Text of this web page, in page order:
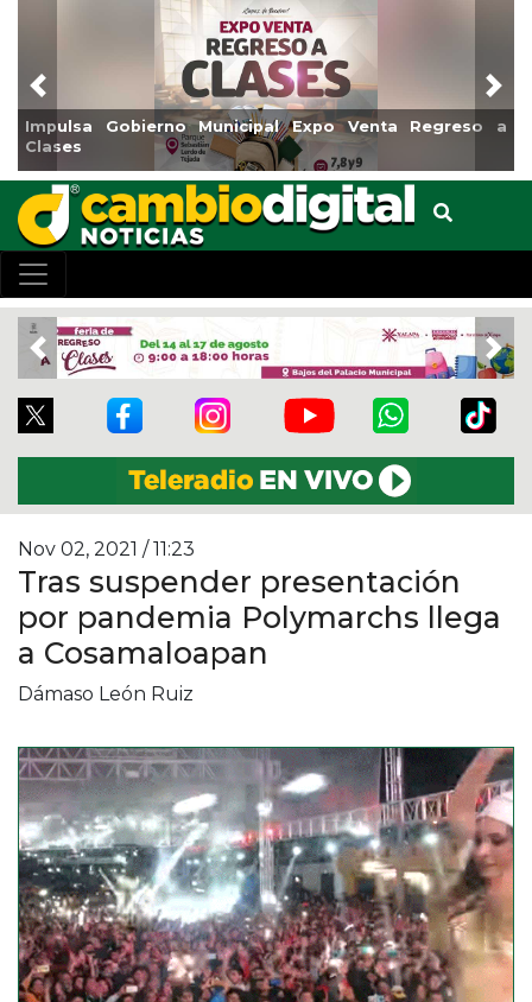
Reabrirá Coatzacoalcos la Alberca Semiolímpica Zona
Centro
Previous
Previous
Nov 02, 2021 / 11:23
Tras suspender presentación
por pandemia Polymarchs llega
a Cosamaloapan
Dámaso León Ruiz